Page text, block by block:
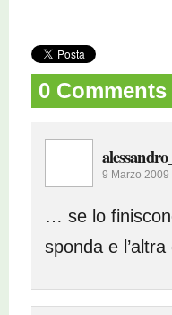
0 Comments
9 Marzo 2009
… se lo
sponda e